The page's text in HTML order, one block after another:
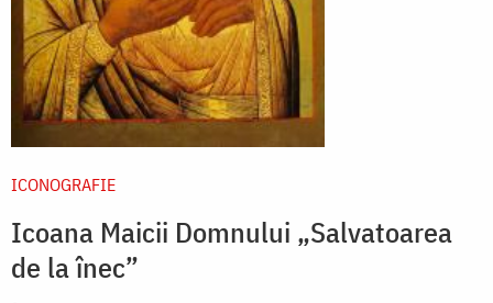
ICONOGRAFIE
Icoana Maicii Domnului „Salvatoarea
de la înec”